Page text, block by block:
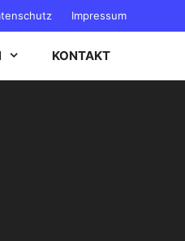
Impressum
KONTAKT